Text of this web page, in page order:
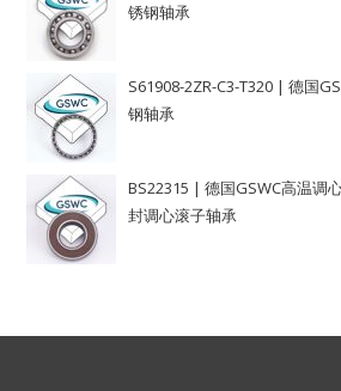
锈钢轴承
S61908-2ZR-C3-T320 | 德国
钢轴承
BS22315 | 德国GSWC高温调
封调心滚子轴承